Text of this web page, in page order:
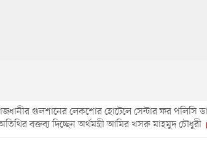
গুলশানের লেকশোর হোটেলে সেন্টার ফর পলিসি
বক্তব্য দিচ্ছেন অর্থমন্ত্রী আমির খসরু মাহমুদ চৌধুরী